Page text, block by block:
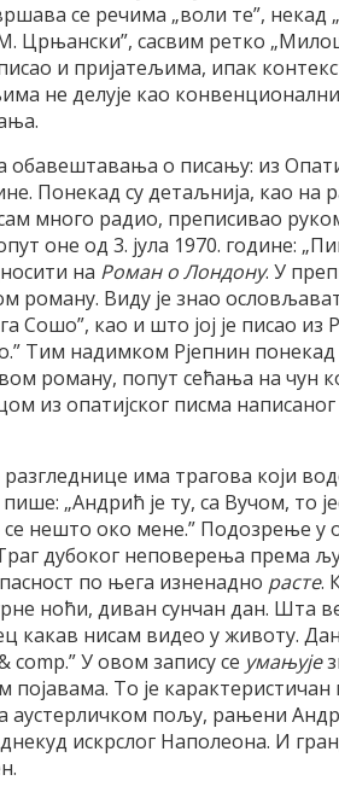
се речима „воли те”, некад
Црњански”, сасвим ретко
и пријатељима, ипак
не делује као
обавештавања о писању: из
Понекад су детаљнија, као на
много радио, преписивао
оне од 3. јула 1970. године:
на Роман о Лондону. У
роману. Виду је знао
Сошо”, као и што јој је писао из
Тим надимком Рјепнин
роману, попут сећања на чун
из опатијског писма написаног
има трагова који
пише: „Андрић је ту, са Вучом, то
се нешто око мене.” Подозрење
дубоког неповерења према
по њега изненадно расте.
ноћи, диван сунчан дан. Шта
какав нисам видео у животу.
У овом запису се умањује
То је карактеристичан
аустерличком пољу, рањени
искрслог Наполеона. И